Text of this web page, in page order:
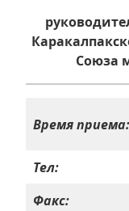
Союза
Время приема:
Тел:
Факс: